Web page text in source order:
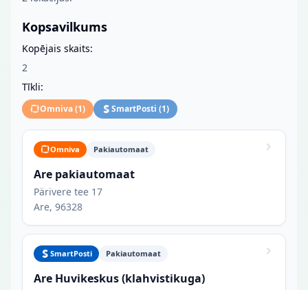
Kopsavilkums
Kopējais skaits:
2
Tīkli:
Omniva(1) SmartPosti (1)
Omniva Pakiautomaat
Are pakiautomaat
Pärivere tee 17
Are, 96328
SmartPosti Pakiautomaat
Are Huvikeskus (klahvistikuga)